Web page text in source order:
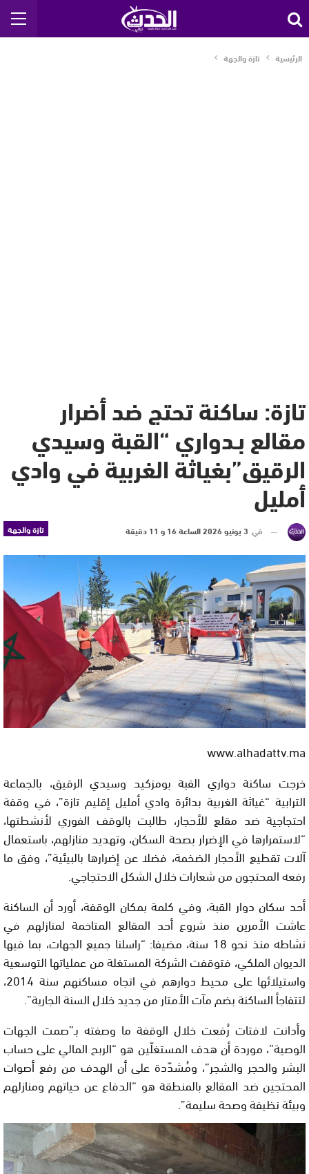
الرئيسية تازة والجهة
تازة: ساكنة تحتج ضد أضرار
مقالع بـدواري “القبة وسيدي
الرقيق”بغياثة الغربية في وادي
أمليل
تازة والجهة في 3 يونيو 2026 الساعة 16 و 11 دقيقة
www.alhadattv.ma
خرجت ساكنة دواري القبة بومزكيد وسيدي الرقيق، بالجماعة
الترابية “غياثة الغربية بدائرة وادي أمليل إقليم تازة”، في وقفة
احتجاجية ضد مقلع للأحجار، طالبت بالوقف الفوري لأنشطتها،
“لاستمرارها في الإضرار بصحة السكان، وتهديد منازلهم، باستعمال
آلات تقطيع الأحجار الضخمة، فضلا عن إضرارها بالبيئية”، وفق ما
رفعه المحتجون من شعارات خلال الشكل الاحتجاجي.
أحد سكان دوار القبة، وفي كلمة بمكان الوقفة، أورد أن الساكنة
عاشت الأمرين منذ شروع أحد المقالع المتاخمة لمنازلهم في
نشاطه منذ نحو 18 سنة، مضيفا: “راسلنا جميع الجهات، بما فيها
الديوان الملكي، فتوقفت الشركة المستغلة من عملياتها التوسعية
واستيلائها على محيط دوارهم في اتجاه مساكنهم سنة 2014،
لتتفاجأ الساكنة بضم مآت الأمتار من جديد خلال السنة الجارية”.
وأدانت لافتات رُفعت خلال الوقفة ما وصفته بـ”صمت الجهات
الوصية”، موردة أن هدف المستغلّين هو “الربح المالي على حساب
البشر والحجر والشجر”، ومُشدّدة على أن الهدف من رفع أصوات
المحتجين ضد المقالع بالمنطقة هو “الدفاع عن حياتهم ومنازلهم
وبيئة نظيفة وصحة سليمة”.